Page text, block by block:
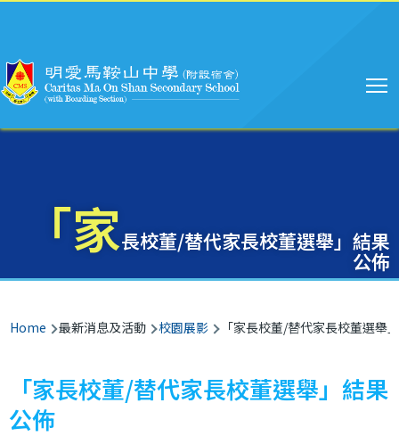
「家長校董/替代家長校董選舉」結果
公佈
Breadcrumb
Home 最新消息及活動 校園展影 「家長校董/替代家長校董選舉
「家長校董/替代家長校董選舉」結果
公佈